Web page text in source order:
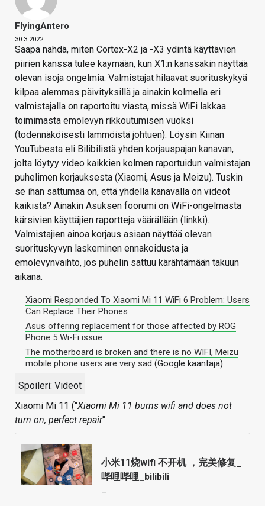
FlyingAntero
30.3.2022
Saapa nähdä, miten Cortex-X2 ja -X3 ydintä käyttävien
piirien kanssa tulee käymään, kun X1:n kanssakin näyttää
olevan isoja ongelmia. Valmistajat hilaavat suorituskykyä
kilpaa alemmas päivityksillä ja ainakin kolmella eri
valmistajalla on raportoitu viasta, missä WiFi lakkaa
toimimasta emolevyn rikkoutumisen vuoksi
(todennäköisesti lämmöistä johtuen). Löysin Kiinan
YouTubesta eli Bilibilistä yhden korjauspajan kanavan,
jolta löytyy video kaikkien kolmen raportuidun valmistajan
puhelimen korjauksesta (Xiaomi, Asus ja Meizu). Tuskin
se ihan sattumaa on, että yhdellä kanavalla on videot
kaikista? Ainakin Asuksen foorumi on WiFi-ongelmasta
kärsivien käyttäjien raportteja väärällään ( linkki).
Valmistajien ainoa korjaus asiaan näyttää olevan
suorituskyvyn laskeminen ennakoidusta ja
emolevynvaihto, jos puhelin sattuu kärähtämään takuun
aikana.
Xiaomi Responded To Xiaomi Mi 11 WiFi 6 Problem: Users
Can Replace Their Phones
Asus offering replacement for those affected by ROG
Phone 5 Wi-Fi issue
The motherboard is broken and there is no WIFI, Meizu
mobile phone users are very sad (Google kääntäjä)
Spoileri: Videot
Xiaomi Mi 11 ("Xiaomi Mi 11 burns wifi and does not
turn on, perfect repair"
小米11烧wifi 不开机 ，完美修复_
哔哩哔哩_bilibili
–